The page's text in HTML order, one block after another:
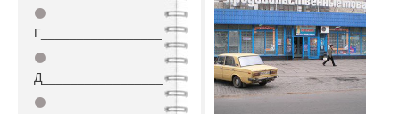
⚫
Г_________________
⚫
Д_________________
⚫